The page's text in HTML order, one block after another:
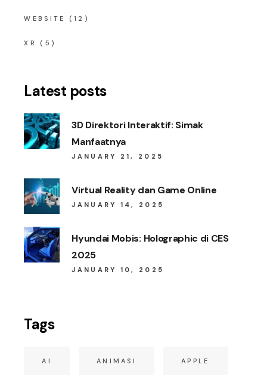
WEBSITE (12)
XR (5)
Latest posts
3D Direktori Interaktif: Simak
Manfaatnya
JANUARY 21, 2025
Virtual Reality dan Game Online
JANUARY 14, 2025
Hyundai Mobis: Holographic di CES
2025
JANUARY 10, 2025
Tags
AI ANIMASI APPLE